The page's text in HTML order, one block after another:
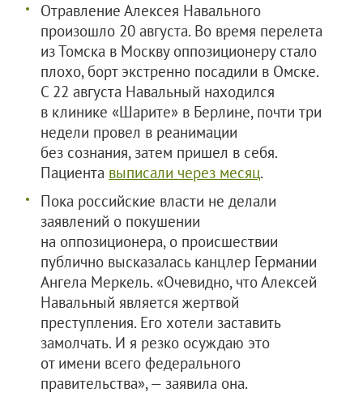
Отравление Алексея Навального
произошло 20 августа. Во время перелета
из Томска в Москву оппозиционеру стало
плохо, борт экстренно посадили в Омске.
С 22 августа Навальный находился
в клинике «Шарите» в Берлине, почти три
недели провел в реанимации
без сознания, затем пришел в себя.
Пациента выписали через месяц.
Пока российские власти не делали
заявлений о покушении
на оппозиционера, о происшествии
публично высказалась канцлер Германии
Ангела Меркель. «Очевидно, что Алексей
Навальный является жертвой
преступления. Его хотели заставить
замолчать. И я резко осуждаю это
от имени всего федерального
правительства», — заявила она.